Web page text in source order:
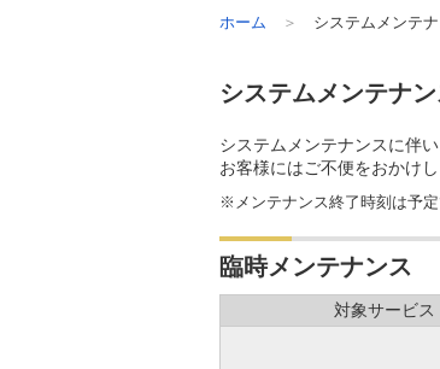
ホーム システムメンテ
システムメンテナ
システムメンテナンスに伴
お客様にはご不便をおかけ
※メンテナンス終了時刻は予
臨時メンテナンス
対象サービス